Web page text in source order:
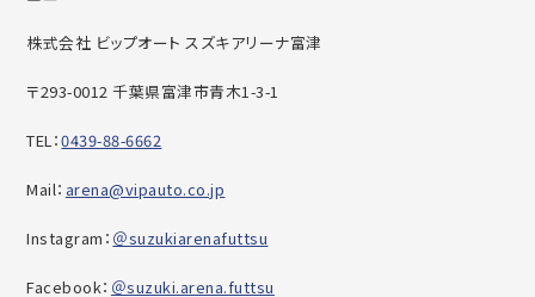
株式会社 ビップオート スズキアリーナ富津
〒293-0012 千葉県富津市青木1-3-1
TEL：0439-88-6662
Mail： arena@vipauto.co.jp
Instagram： ＠suzukiarenafuttsu
Facebook： ＠suzuki.arena.futtsu